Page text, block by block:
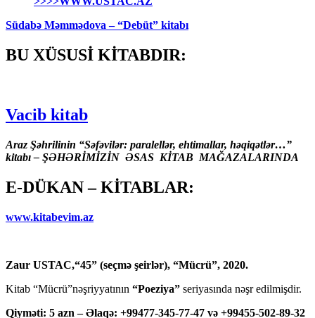
Südabə Məmmədova – “Debüt” kitabı
BU XÜSUSİ KİTABDIR:
Vacib kitab
Araz Şəhrilinin “Səfəvilər: paralellər, ehtimallar, həqiqətlər…”
kitabı – ŞƏHƏRİMİZİN ƏSAS KİTAB MAĞAZALARINDA
E-DÜKAN – KİTABLAR:
www.kitabevim.az
Zaur USTAC,“45” (seçmə şeirlər), “Mücrü”, 2020.
Kitab “Mücrü”nəşriyyatının “Poeziya” seriyasında nəşr edilmişdir.
Qiyməti: 5 azn – Əlaqə: +99477-345-77-47 və +99455-502-89-32